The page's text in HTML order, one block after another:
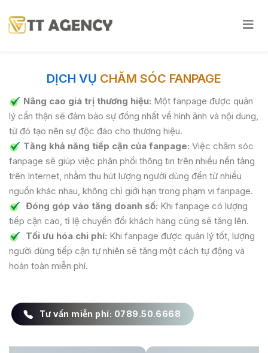
DỊCH VỤ CHĂM SÓC FANPAGE
Nâng cao giá trị thương hiệu: Một fanpage được quản
lý cẩn thận sẽ đảm bảo sự đồng nhất về hình ảnh và nội dung,
từ đó tạo nên sự độc đáo cho thương hiệu.
Tăng khả năng tiếp cận của fanpage: Việc chăm sóc
fanpage sẽ giúp việc phân phối thông tin trên nhiều nền tảng
trên Internet, nhằm thu hút lượng người dùng đến từ nhiều
nguồn khác nhau, không chỉ giới hạn trong phạm vi fanpage.
Đóng góp vào tăng doanh số: Khi fanpage có lượng
tiếp cận cao, tỉ lệ chuyển đổi khách hàng cũng sẽ tăng lên.
Tối ưu hóa chi phí: Khi fanpage được quản lý tốt, lượng
người dùng tiếp cận tự nhiên sẽ tăng một cách tự động và
hoàn toàn miễn phí.
Tư vấn miễn phí:
0789.50.6668